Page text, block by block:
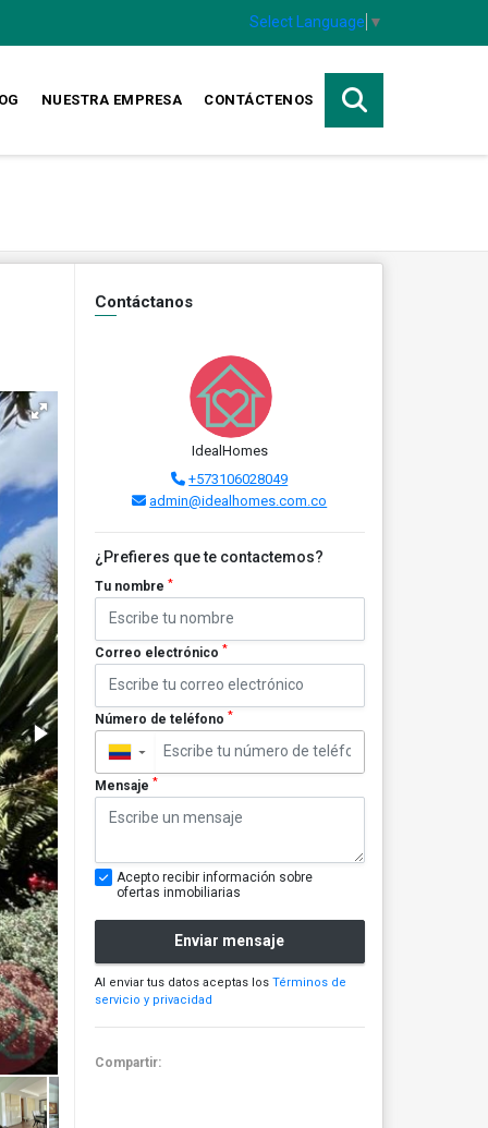
Select Language ▼
NUESTRA EMPRESA CONTÁCTENOS
Contáctanos
IdealHomes
+573106028049
admin@idealhomes.com.co
¿Prefieres que te contactemos?
Tu nombre *
Correo electrónico *
Número de teléfono *
▼
Mensaje *
Acepto recibir información sobre
ofertas inmobiliarias
Enviar mensaje
Al enviar tus datos aceptas los Términos de
servicio y privacidad
Compartir: